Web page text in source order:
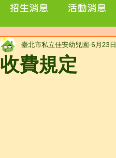
招生消息 活動消息
收費規定
臺北市私立佳安幼兒園 6月23日